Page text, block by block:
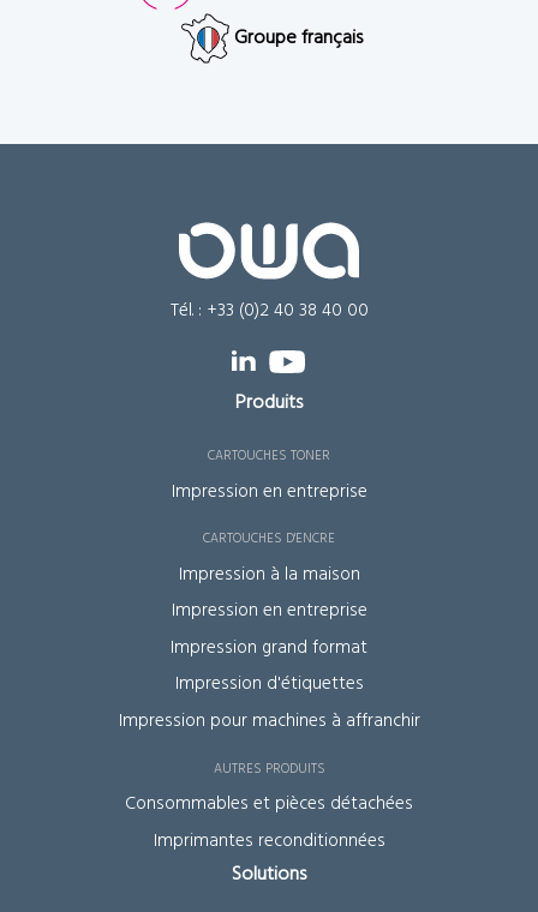
Groupe français
Tél. : +33 (0)2 40 38 40 00
Produits
Cartouches toner
Impression en entreprise
Cartouches d'encre
Impression à la maison
Impression en entreprise
Impression grand format
Impression d'étiquettes
Impression pour machines à affranchir
Autres produits
Consommables et pièces détachées
Imprimantes reconditionnées
Solutions